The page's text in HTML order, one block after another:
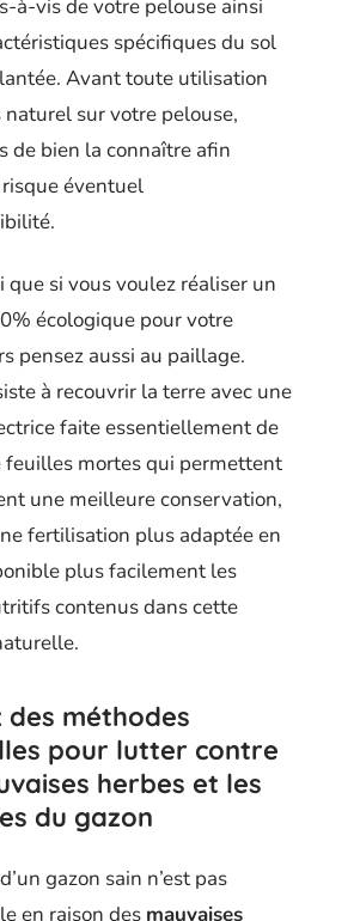
à-vis de votre pelouse ainsi
spécifiques du sol
Avant toute utilisation
naturel sur votre pelouse,
de bien la connaître afin
éventuel
que si vous voulez réaliser un
écologique pour votre
pensez aussi au paillage.
à recouvrir la terre avec une
faite essentiellement de
feuilles mortes qui permettent
une meilleure conservation,
fertilisation plus adaptée en
plus facilement les
contenus dans cette
des méthodes
pour lutter contre
herbes et les
du gazon
gazon sain n’est pas
en raison des mauvaises